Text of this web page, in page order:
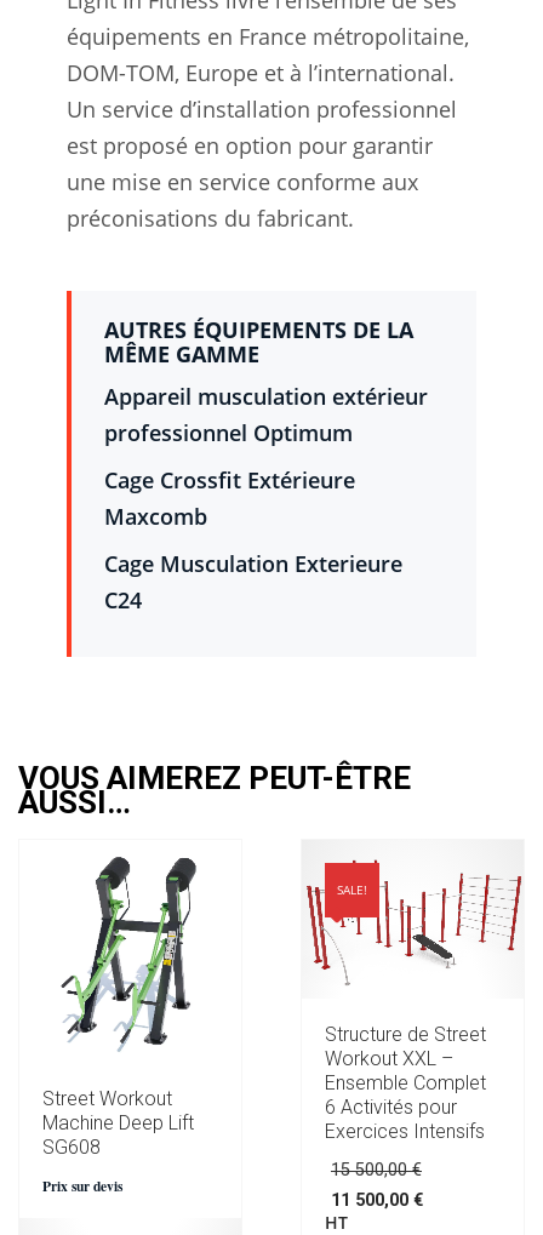
équipements en France métropolitaine,
DOM-TOM, Europe et à l’international.
Un service d’installation professionnel
est proposé en option pour garantir
une mise en service conforme aux
préconisations du fabricant.
AUTRES ÉQUIPEMENTS DE LA
MÊME GAMME
Appareil musculation extérieur
professionnel Optimum
Cage Crossfit Extérieure
Maxcomb
Cage Musculation Exterieure
C24
VOUS AIMEREZ PEUT-ÊTRE
AUSSI…
Street Workout
Machine Deep Lift
SG608
Prix sur devis
SALE!
Structure de Street
Workout XXL –
Ensemble Complet
6 Activités pour
Exercices Intensifs
15 500,00€
11 500,00 €
Le
HT